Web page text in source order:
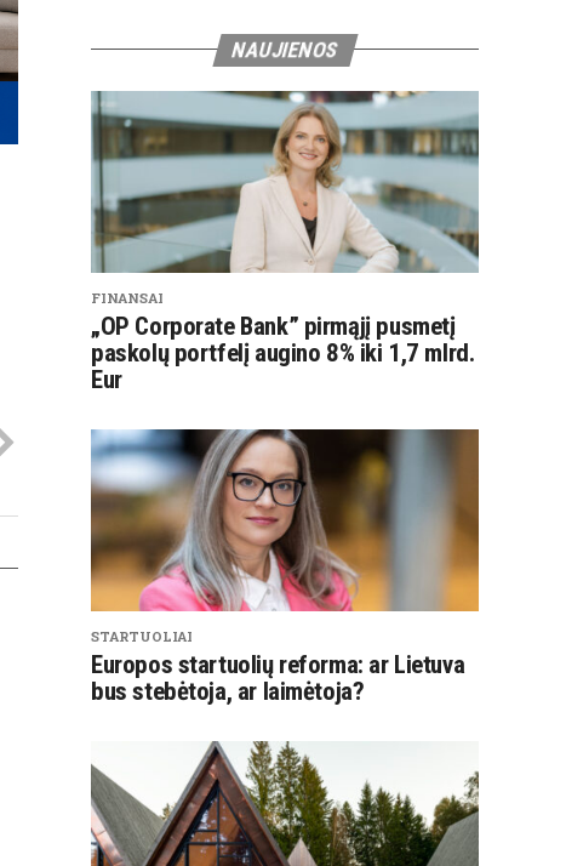
NAUJIENOS
FINANSAI
„OP Corporate Bank” pirmąjį pusmetį
paskolų portfelį augino 8% iki 1,7 mlrd.
Eur
STARTUOLIAI
Europos startuolių reforma: ar Lietuva
bus stebėtoja, ar laimėtoja?